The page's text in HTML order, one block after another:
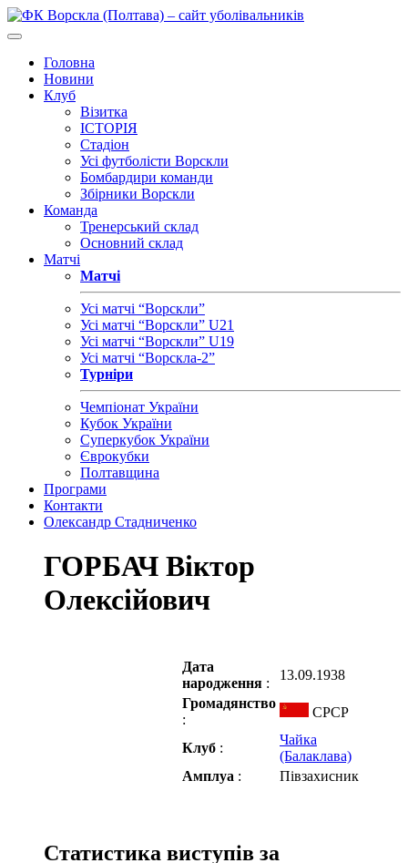
Головна
Новини
Клуб
Візитка
ІСТОРІЯ
Стадіон
Усі футболісти Ворскли
Бомбардири команди
Збірники Ворскли
Команда
Тренерський склад
Основний склад
Матчі
Матчі
Усі матчі “Ворскли”
Усі матчі “Ворскли” U21
Усі матчі “Ворскли” U19
Усі матчі “Ворскла-2”
Турніри
Чемпіонат України
Кубок України
Суперкубок України
Єврокубки
Полтавщина
Програми
Контакти
Олександр Стадниченко
ГОРБАЧ Віктор
Олексійович
Дата
народження :
13.09.1938
Громадянство
:
СРСР
Клуб :
Чайка
(Балаклава)
Амплуа : Півзахисник
Статистика виступів за